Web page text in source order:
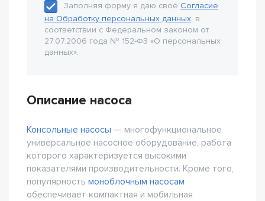
Заполняя форму я даю своё Согласие
на Обработку персональных данных, в
соответствии с Федеральном законом от
27.07.2006 года № 152-Ф3 «О персональных
данных».
Описание насоса
Консольные насосы — многофункциональное
универсальное насосное оборудование, работа
которого характеризуется высокими
показателями производительности. Кроме того,
популярность моноблочным насосам
обеспечивает компактная и мобильная